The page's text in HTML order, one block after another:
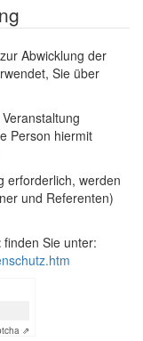
Abwicklung der
Sie über
Person hiermit
erforderlich, werden
und Referenten)
finden Sie unter:
⇗